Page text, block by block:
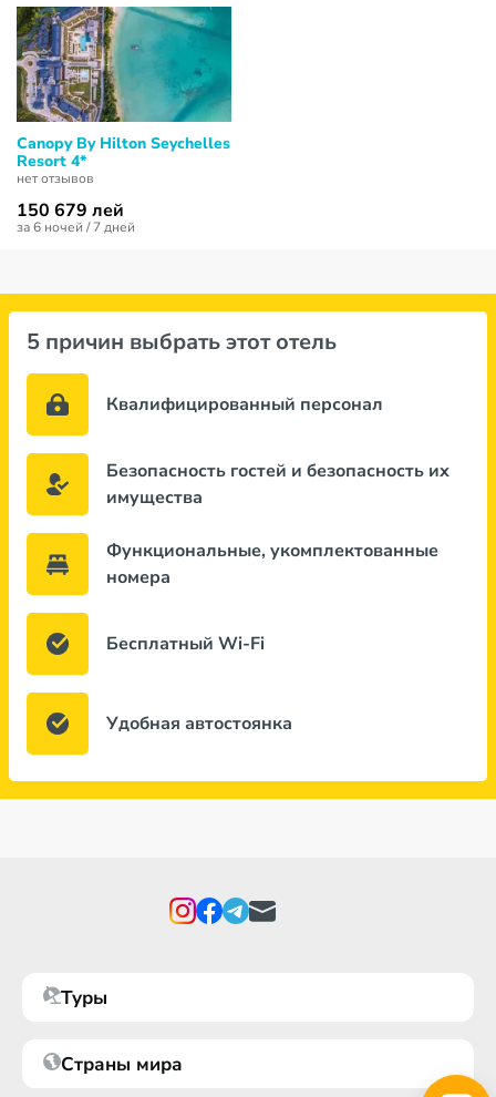
Canopy By Hilton Seychelles
Resort 4*
нет отзывов
150 679 лей
за 6 ночей / 7 дней
5 причин выбрать этот отель
Квалифицированный персонал
Безопасность гостей и безопасность их
имущества
Функциональные, укомплектованные
номера
Бесплатный Wi-Fi
Удобная автостоянка
Туры
Страны мира